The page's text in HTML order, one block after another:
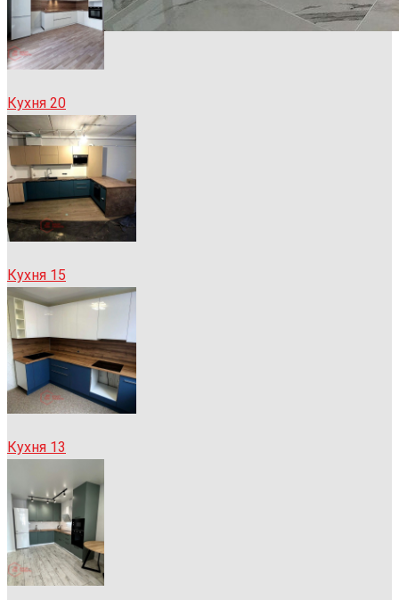
Кухня 20
Кухня 15
Кухня 13